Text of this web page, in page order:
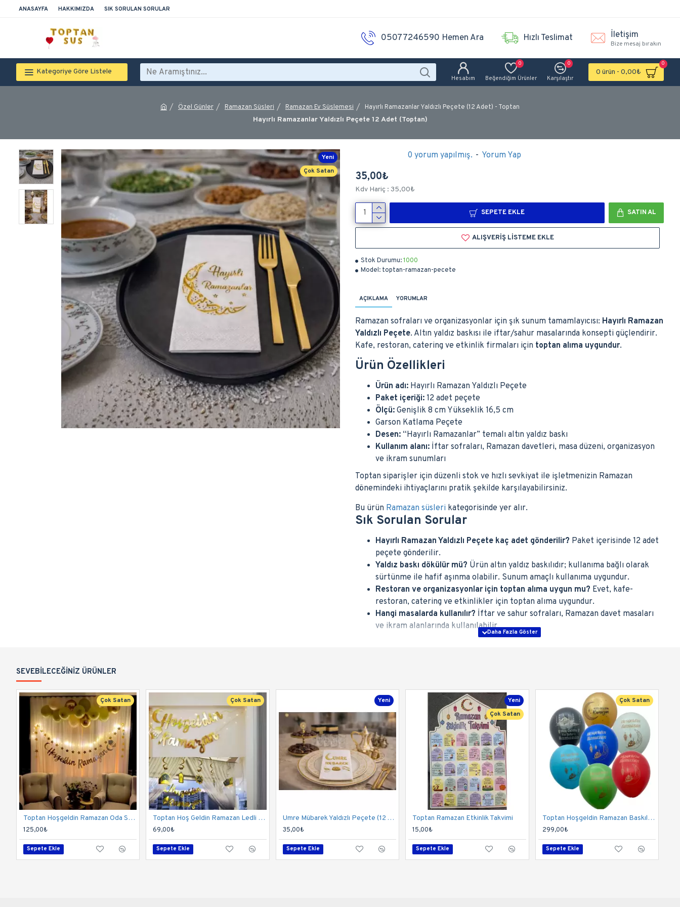
ANASAYFA HAKKIMIZDA SIK SORULAN SORULAR
05077246590 Hemen Ara Hızlı Teslimat İletişim
Bize mesaj bırakın
Kategoriye Göre Listele
Hesabım Beğendiğim Ürünler
0
Karşılaştır
0
0 ürün - 0,00₺
0
Özel Günler Ramazan Süsleri Ramazan Ev Süslemesi Hayırlı Ramazanlar Yaldızlı Peçete (12 Adet) - Toptan
Hayırlı Ramazanlar Yaldızlı Peçete 12 Adet (Toptan)
Yeni
Çok Satan
Stok Durumu:1000
Model: toptan-ramazan-pecete
0 yorum yapılmış. - Yorum Yap
35,00₺
Kdv Hariç : 35,00₺
SEPETE EKLE SATIN AL
ALIŞVERIŞ LISTEME EKLE
AÇIKLAMA YORUMLAR
Ramazan sofraları ve organizasyonlar için şık sunum tamamlayıcısı: Hayırlı Ramazan
Yaldızlı Peçete. Altın yaldız baskısı ile iftar/sahur masalarında konsepti güçlendirir.
Kafe, restoran, catering ve etkinlik firmaları için toptan alıma uygundur.
Ürün Özellikleri
Ürün adı: Hayırlı Ramazan Yaldızlı Peçete
Paket içeriği: 12 adet peçete
Ölçü: Genişlik 8 cm Yükseklik 16,5 cm
Garson Katlama Peçete
Desen: “Hayırlı Ramazanlar” temalı altın yaldız baskı
Kullanım alanı: İftar sofraları, Ramazan davetleri, masa düzeni, organizasyon
ve ikram sunumları
Toptan siparişler için düzenli stok ve hızlı sevkiyat ile işletmenizin Ramazan
dönemindeki ihtiyaçlarını pratik şekilde karşılayabilirsiniz.
Bu ürün Ramazan süsleri kategorisinde yer alır.
Sık Sorulan Sorular
Hayırlı Ramazan Yaldızlı Peçete kaç adet gönderilir? Paket içerisinde 12 adet
peçete gönderilir.
Yaldız baskı dökülür mü? Ürün altın yaldız baskılıdır; kullanıma bağlı olarak
sürtünme ile hafif aşınma olabilir. Sunum amaçlı kullanıma uygundur.
Restoran ve organizasyonlar için toptan alıma uygun mu? Evet, kafe-
restoran, catering ve etkinlikler için toptan alıma uygundur.
Hangi masalarda kullanılır? İftar ve sahur sofraları, Ramazan davet masaları
ve ikram alanlarında kullanılabilir.
SEVEBILECEĞINIZ ÜRÜNLER
Çok Satan
Toptan Hoşgeldin Ramazan Oda Süsleme Seti
125,00₺
Sepete Ekle
Çok Satan
Toptan Hoş Geldin Ramazan Ledli Ekonomik Seti
69,00₺
Sepete Ekle
Yeni
Umre Mübarek Yaldızlı Peçete (12 Adet) - Toptan
35,00₺
Sepete Ekle
Yeni
Çok Satan
Toptan Ramazan Etkinlik Takvimi
15,00₺
Sepete Ekle
Çok Satan
Toptan Hoşgeldin Ramazan Baskılı Balon 100 Adet
299,00₺
Sepete Ekle